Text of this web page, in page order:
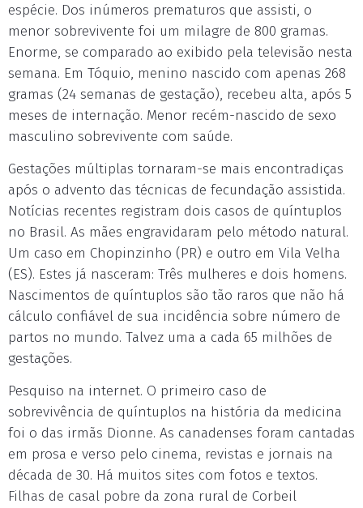
espécie. Dos inúmeros prematuros que assisti, o
menor sobrevivente foi um milagre de 800 gramas.
Enorme, se comparado ao exibido pela televisão nesta
semana. Em Tóquio, menino nascido com apenas 268
gramas (24 semanas de gestação), recebeu alta, após 5
meses de internação. Menor recém-nascido de sexo
masculino sobrevivente com saúde.
Gestações múltiplas tornaram-se mais encontradiças
após o advento das técnicas de fecundação assistida.
Notícias recentes registram dois casos de quíntuplos
no Brasil. As mães engravidaram pelo método natural.
Um caso em Chopinzinho (PR) e outro em Vila Velha
(ES). Estes já nasceram: Três mulheres e dois homens.
Nascimentos de quíntuplos são tão raros que não há
cálculo confiável de sua incidência sobre número de
partos no mundo. Talvez uma a cada 65 milhões de
gestações.
Pesquiso na internet. O primeiro caso de
sobrevivência de quíntuplos na história da medicina
foi o das irmãs Dionne. As canadenses foram cantadas
em prosa e verso pelo cinema, revistas e jornais na
década de 30. Há muitos sites com fotos e textos.
Filhas de casal pobre da zona rural de Corbeil